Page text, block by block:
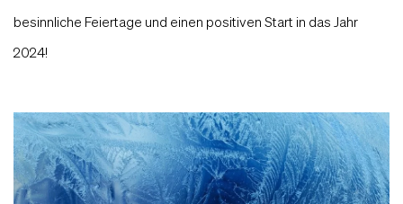
besinnliche Feiertage und einen positiven Start in das Jahr
2024!